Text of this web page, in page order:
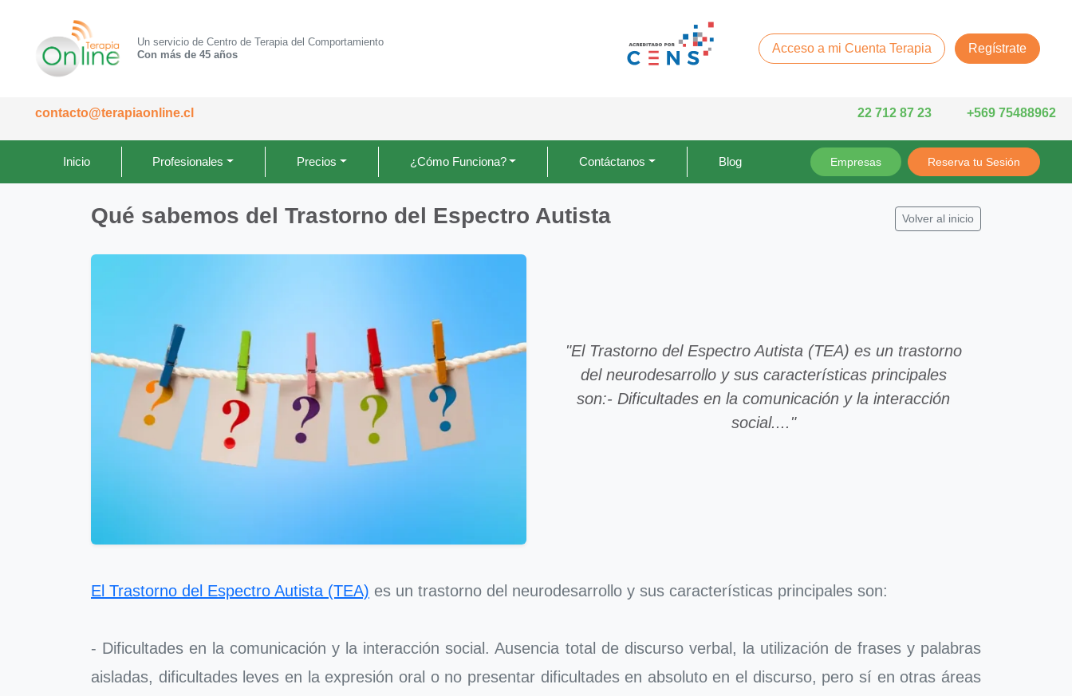
Un servicio de Centro de Terapia del Comportamiento
Con más de 45 años
Acceso a mi Cuenta Terapia Regístrate
contacto@terapiaonline.cl 22 712 87 23 +569 75488962
Inicio Profesionales Precios ¿Cómo Funciona? Contáctanos Blog Empresas Reserva tu Sesión
Qué sabemos del Trastorno del Espectro Autista Volver al inicio
"El Trastorno del Espectro Autista (TEA) es un trastorno
del neurodesarrollo y sus características principales
son:- Dificultades en la comunicación y la interacción
social...."
El Trastorno del Espectro Autista (TEA) es un trastorno del neurodesarrollo y sus características principales son:
- Dificultades en la comunicación y la interacción social. Ausencia total de discurso verbal, la utilización de frases y palabras
aisladas, dificultades leves en la expresión oral o no presentar dificultades en absoluto en el discurso, pero sí en otras áreas